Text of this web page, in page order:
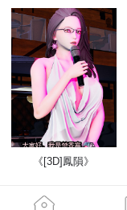
《[3D]鳳隕》